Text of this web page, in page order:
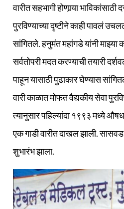
वारीत सहभागी होणार्‍या भाविकांसाठी
पुरविण्याच्या दृष्टीने काही पावलं
सांगितले. हनुमंत महांगडे यांनी
सर्वतोपरी मदत करण्याची तयारी
पाहून यासाठी पुढाकार घेण्यास
वारी काळात मोफत वैद्यकीय सेवा
त्यानुसार पहिल्यांदा १९९३ मध्ये
एक गाडी वारीत दाखल झाली.
शुभारंभ झाला.